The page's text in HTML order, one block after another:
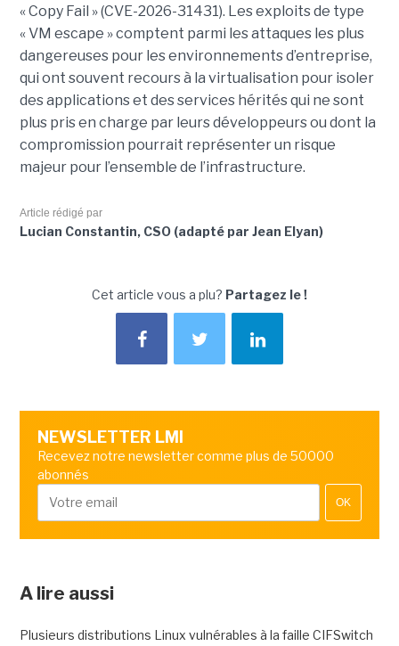
« Copy Fail » (CVE-2026-31431). Les exploits de type
« VM escape » comptent parmi les attaques les plus
dangereuses pour les environnements d’entreprise,
qui ont souvent recours à la virtualisation pour isoler
des applications et des services hérités qui ne sont
plus pris en charge par leurs développeurs ou dont la
compromission pourrait représenter un risque
majeur pour l’ensemble de l’infrastructure.
Article rédigé par
Lucian Constantin, CSO (adapté par Jean Elyan)
Cet article vous a plu? Partagez le !
NEWSLETTER LMI
Recevez notre newsletter comme plus de 50000
abonnés
OK
A lire aussi
Plusieurs distributions Linux vulnérables à la faille CIFSwitch